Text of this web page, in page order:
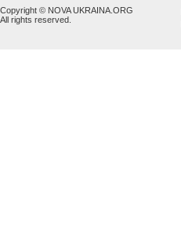
Copyright © NOVA UKRAINA.ORG
All rights reserved.